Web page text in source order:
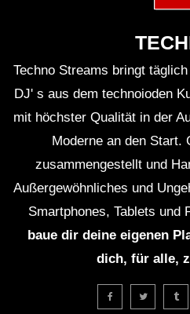
Der Ruhestörer
TECHNO
Das Geheimnis
Livestreams |›
TECHNO HOUSE
Die DÄMMUNG
WINTERCLUB
Techno & House
Geheimer
Menschen da‹
“Die Wände
Techno Streams bringt
DJ' s aus dem technoioden
mit höchster Qualität in der
Moderne an den Start.
zusammengestellt und
Außergewöhnliches und
Smartphones, Tablets und
baue dir deine eigenen
dich, für alle,